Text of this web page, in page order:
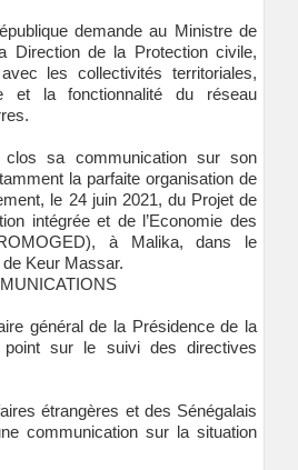
demande au Ministre de
Direction de la Protection civile,
les collectivités territoriales,
et la fonctionnalité du réseau
sa communication sur son
la parfaite organisation de
le 24 juin 2021, du Projet de
intégrée et de l’Economie des
à Malika, dans le
Keur Massar.
général de la Présidence de la
sur le suivi des directives
étrangères et des Sénégalais
communication sur la situation